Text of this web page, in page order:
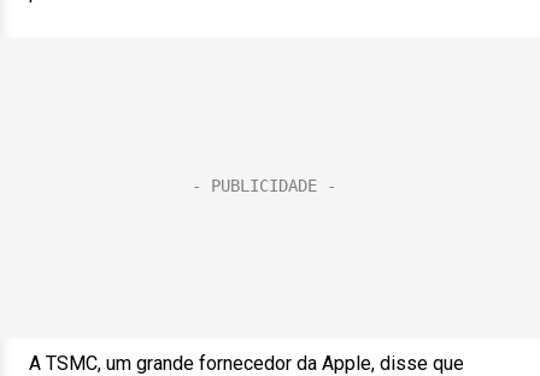
A TSMC, um grande fornecedor da Apple, disse que